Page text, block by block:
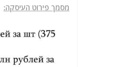
מסמך פירוט העיסקה: